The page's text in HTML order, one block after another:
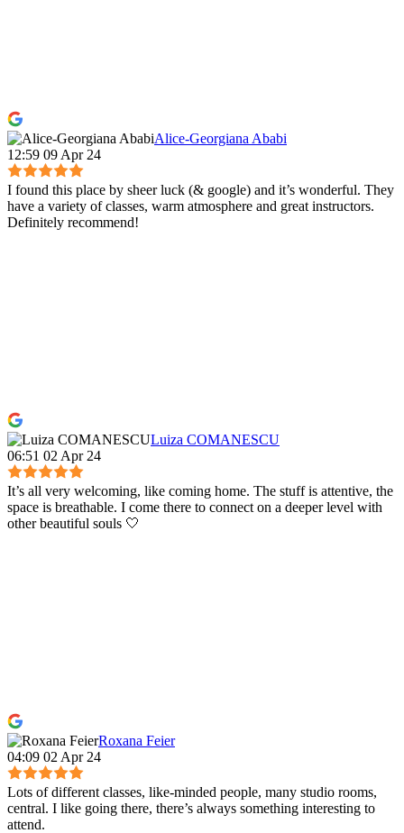
Alice-Georgiana Ababi
12:59 09 Apr 24
I found this place by sheer luck (& google) and it’s wonderful. They
have a variety of classes, warm atmosphere and great instructors.
Definitely recommend!
Luiza COMANESCU
06:51 02 Apr 24
It’s all very welcoming, like coming home. The stuff is attentive, the
space is breathable. I come there to connect on a deeper level with
other beautiful souls 🤍
Roxana Feier
04:09 02 Apr 24
Lots of different classes, like-minded people, many studio rooms,
central. I like going there, there’s always something interesting to
attend.